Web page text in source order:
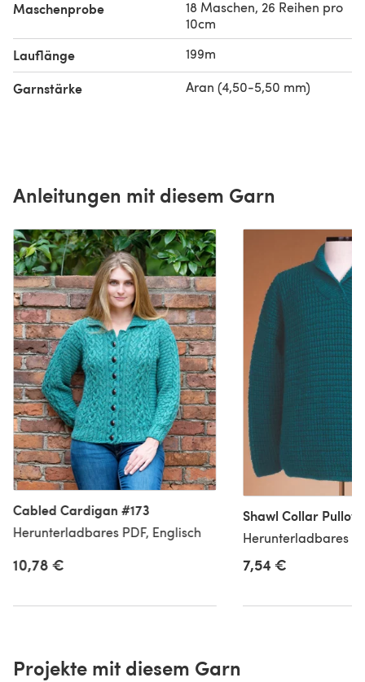
Maschenprobe
18 Maschen, 26 Reihen pro
10cm
Lauflänge 199m
Garnstärke Aran (4,50-5,50 mm)
Anleitungen mit diesem Garn
Cabled Cardigan #173
Herunterladbares PDF, Englisch
10,78 €
Shawl Collar
Herunterladbares
7,54 €
Projekte mit diesem Garn